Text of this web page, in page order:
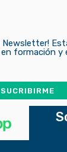
Newsletter!
formación y
SUCRIBIRME